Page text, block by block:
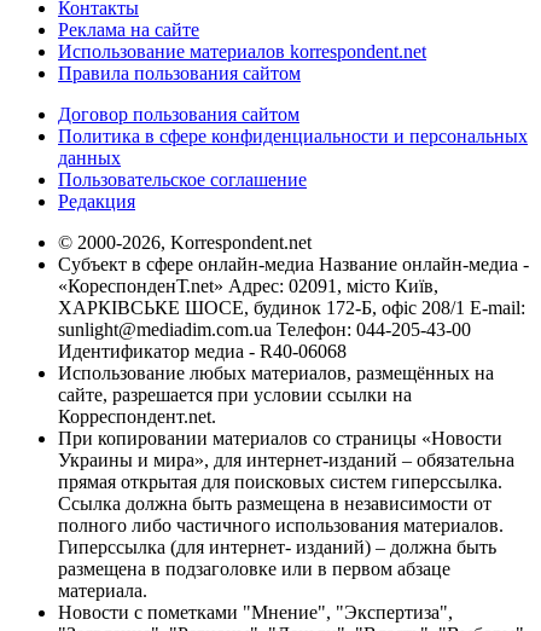
Контакты
Реклама на сайте
Использование материалов korrespondent.net
Правила пользования сайтом
Договор пользования сайтом
Политика в сфере конфиденциальности и персональных
данных
Пользовательское соглашение
Редакция
© 2000-2026, Korrespondent.net
Субъект в сфере онлайн-медиа Название онлайн-медиа -
«КореспонденТ.net» Адрес: 02091, місто Київ,
ХАРКІВСЬКЕ ШОСЕ, будинок 172-Б, офіс 208/1 E-mail:
sunlight@mediadim.com.ua Телефон: 044-205-43-00
Идентификатор медиа - R40-06068
Использование любых материалов, размещённых на
сайте, разрешается при условии ссылки на
Корреспондент.net.
При копировании материалов со страницы «Новости
Украины и мира», для интернет-изданий – обязательна
прямая открытая для поисковых систем гиперссылка.
Ссылка должна быть размещена в независимости от
полного либо частичного использования материалов.
Гиперссылка (для интернет- изданий) – должна быть
размещена в подзаголовке или в первом абзаце
материала.
Новости с пометками "Мнение", "Экспертиза",